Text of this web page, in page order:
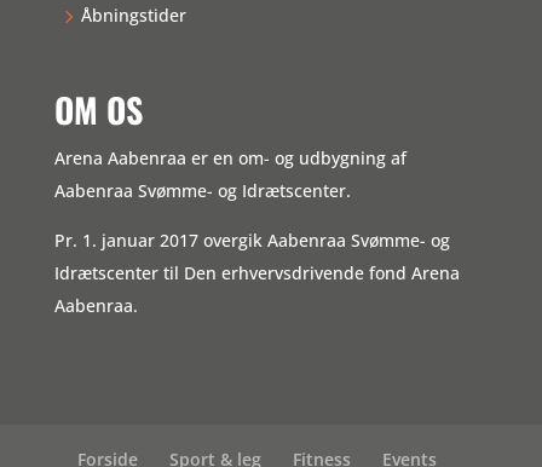
Åbningstider
OM OS
Arena Aabenraa er en om- og udbygning af
Aabenraa Svømme- og Idrætscenter.
Pr. 1. januar 2017 overgik Aabenraa Svømme- og
Idrætscenter til Den erhvervsdrivende fond Arena
Aabenraa.
Forside Sport & leg Fitness Events